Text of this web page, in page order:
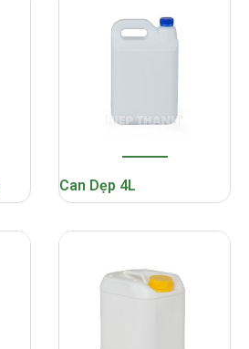
Can Dẹp 4L